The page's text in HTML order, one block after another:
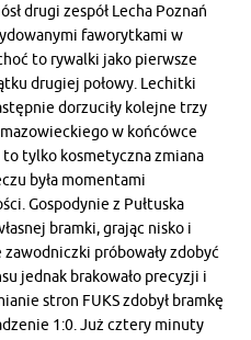
drugi zespół Lecha Poznań
faworytkami w
to rywalki jako pierwsze
drugiej połowy. Lechitki
dorzuciły kolejne trzy
w końcówce
to tylko kosmetyczna zmiana
była momentami
Gospodynie z Pułtuska
bramki, grając nisko i
zawodniczki próbowały zdobyć
jednak brakowało precyzji i
stron FUKS zdobył bramkę
1:0. Już cztery minuty